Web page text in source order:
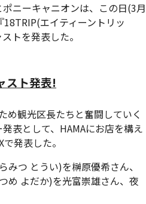
ニーキャニオンは、この日(3月
エイティーントリッ
トを発表した。
スト発表!
め観光区長たちと奮闘していく
表として、HAMAにお店を構え
発表した。
つ とうい)を榊原優希さん、
め よだか)を光富崇雄さん、夜